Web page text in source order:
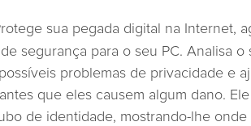
sua pegada digital na Internet,
segurança para o seu PC. Analisa o
problemas de privacidade e
que eles causem algum dano. Ele
de identidade, mostrando-lhe onde